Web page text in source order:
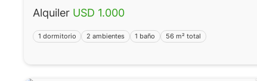
Alquiler USD 1.000
1 dormitorio 2 ambientes 1 baño 56 m² total